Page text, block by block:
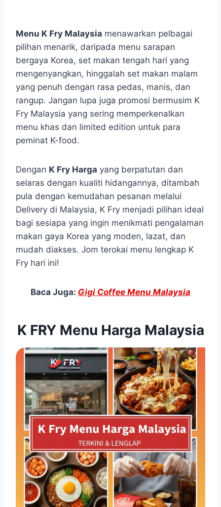
Menu K Fry Malaysia menawarkan pelbagai
pilihan menarik, daripada menu sarapan
bergaya Korea, set makan tengah hari yang
mengenyangkan, hinggalah set makan malam
yang penuh dengan rasa pedas, manis, dan
rangup. Jangan lupa juga promosi bermusim K
Fry Malaysia yang sering memperkenalkan
menu khas dan limited edition untuk para
peminat K-food.
Dengan K Fry Harga yang berpatutan dan
selaras dengan kualiti hidangannya, ditambah
pula dengan kemudahan pesanan melalui
Delivery di Malaysia, K Fry menjadi pilihan ideal
bagi sesiapa yang ingin menikmati pengalaman
makan gaya Korea yang moden, lazat, dan
mudah diakses. Jom terokai menu lengkap K
Fry hari ini!
Baca Juga: Gigi Coffee Menu Malaysia
K FRY Menu Harga Malaysia